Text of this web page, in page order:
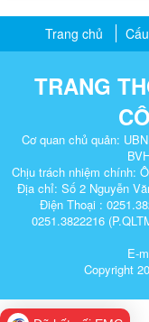
Trang chủ
TRANG
Cơ quan chủ quản:
Chịu trách nhiệm chính:
Địa chỉ: Số 2 Nguyễn
Điện Thoại :
0251.3822216
E-
Copyright